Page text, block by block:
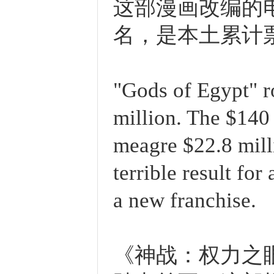
这部漫画改编的
名，是本土累计
"Gods of Egypt"
million. The
meagre $22.8
terrible result for
a new franchise.
《神战：权力